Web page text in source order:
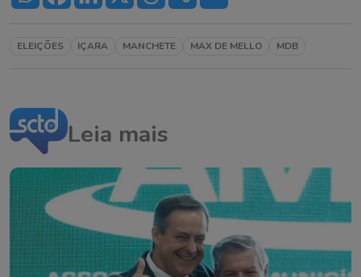
ELEIÇÕES IÇARA MANCHETE MAX DE MELLO MDB
Leia mais